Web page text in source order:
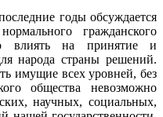
годы обсуждается
гражданского
влиять на принятие и
народа страны решений.
имущие всех уровней, без
общества невозможно
научных, социальных,